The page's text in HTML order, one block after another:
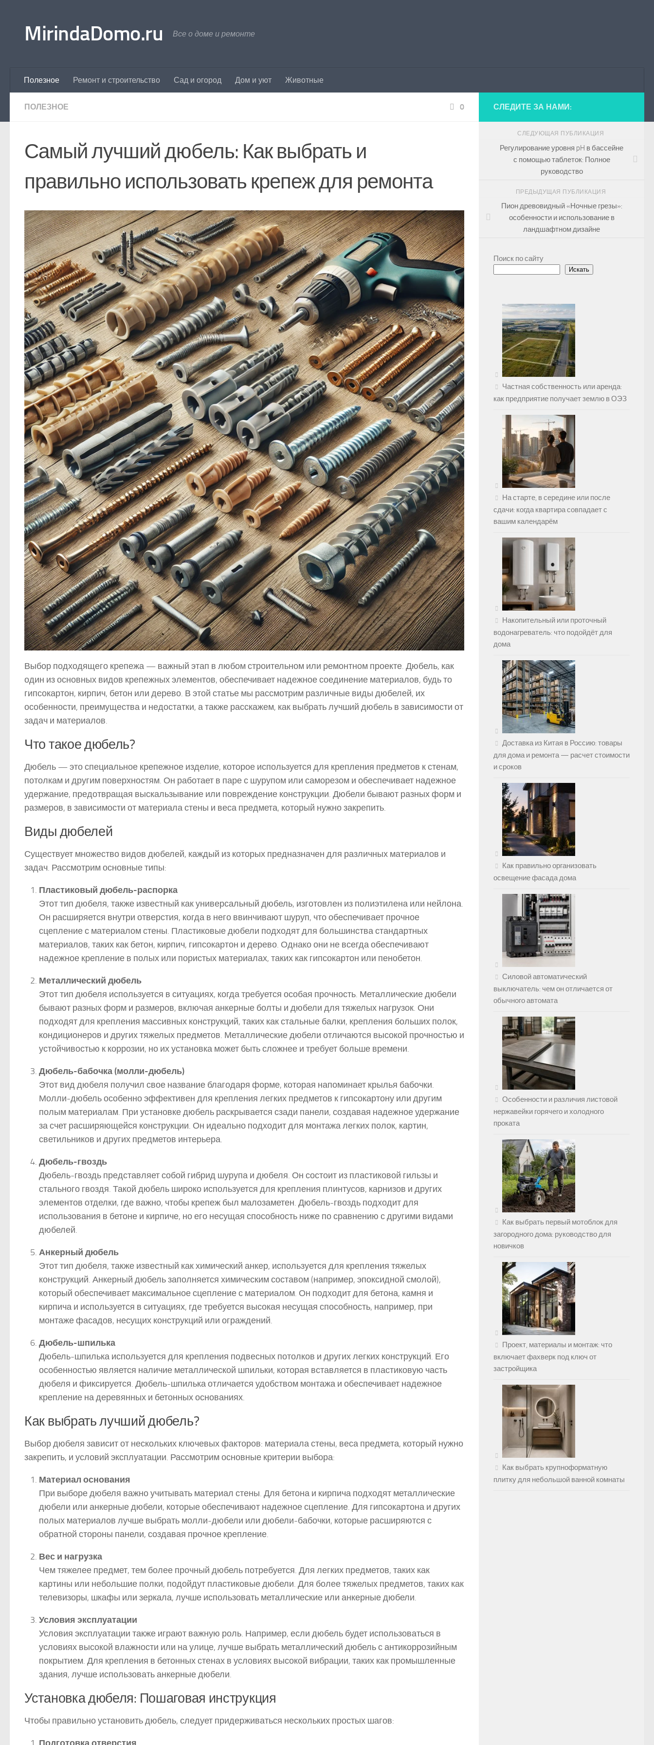
MirindaDomo.ru Все о доме и ремонте
Полезное Ремонт и строительство Сад и огород Дом и уют Животные
ПОЛЕЗНОЕ 0
Самый лучший дюбель: Как выбрать и
правильно использовать крепеж для ремонта
Выбор подходящего крепежа — важный этап в любом строительном или ремонтном проекте. Дюбель, как
один из основных видов крепежных элементов, обеспечивает надежное соединение материалов, будь то
гипсокартон, кирпич, бетон или дерево. В этой статье мы рассмотрим различные виды дюбелей, их
особенности, преимущества и недостатки, а также расскажем, как выбрать лучший дюбель в зависимости от
задач и материалов.
Что такое дюбель?
Дюбель — это специальное крепежное изделие, которое используется для крепления предметов к стенам,
потолкам и другим поверхностям. Он работает в паре с шурупом или саморезом и обеспечивает надежное
удержание, предотвращая выскальзывание или повреждение конструкции. Дюбели бывают разных форм и
размеров, в зависимости от материала стены и веса предмета, который нужно закрепить.
Виды дюбелей
Существует множество видов дюбелей, каждый из которых предназначен для различных материалов и
задач. Рассмотрим основные типы:
Пластиковый дюбель-распорка
Этот тип дюбеля, также известный как универсальный дюбель, изготовлен из полиэтилена или нейлона.
Он расширяется внутри отверстия, когда в него ввинчивают шуруп, что обеспечивает прочное
сцепление с материалом стены. Пластиковые дюбели подходят для большинства стандартных
материалов, таких как бетон, кирпич, гипсокартон и дерево. Однако они не всегда обеспечивают
надежное крепление в полых или пористых материалах, таких как гипсокартон или пенобетон.
Металлический дюбель
Этот тип дюбеля используется в ситуациях, когда требуется особая прочность. Металлические дюбели
бывают разных форм и размеров, включая анкерные болты и дюбели для тяжелых нагрузок. Они
подходят для крепления массивных конструкций, таких как стальные балки, крепления больших полок,
кондиционеров и других тяжелых предметов. Металлические дюбели отличаются высокой прочностью и
устойчивостью к коррозии, но их установка может быть сложнее и требует больше времени.
Дюбель-бабочка (молли-дюбель)
Этот вид дюбеля получил свое название благодаря форме, которая напоминает крылья бабочки.
Молли-дюбель особенно эффективен для крепления легких предметов к гипсокартону или другим
полым материалам. При установке дюбель раскрывается сзади панели, создавая надежное удержание
за счет расширяющейся конструкции. Он идеально подходит для монтажа легких полок, картин,
светильников и других предметов интерьера.
Дюбель-гвоздь
Дюбель-гвоздь представляет собой гибрид шурупа и дюбеля. Он состоит из пластиковой гильзы и
стального гвоздя. Такой дюбель широко используется для крепления плинтусов, карнизов и других
элементов отделки, где важно, чтобы крепеж был малозаметен. Дюбель-гвоздь подходит для
использования в бетоне и кирпиче, но его несущая способность ниже по сравнению с другими видами
дюбелей.
Анкерный дюбель
Этот тип дюбеля, также известный как химический анкер, используется для крепления тяжелых
конструкций. Анкерный дюбель заполняется химическим составом (например, эпоксидной смолой),
который обеспечивает максимальное сцепление с материалом. Он подходит для бетона, камня и
кирпича и используется в ситуациях, где требуется высокая несущая способность, например, при
монтаже фасадов, несущих конструкций или ограждений.
Дюбель-шпилька
Дюбель-шпилька используется для крепления подвесных потолков и других легких конструкций. Его
особенностью является наличие металлической шпильки, которая вставляется в пластиковую часть
дюбеля и фиксируется. Дюбель-шпилька отличается удобством монтажа и обеспечивает надежное
крепление на деревянных и бетонных основаниях.
Как выбрать лучший дюбель?
Выбор дюбеля зависит от нескольких ключевых факторов: материала стены, веса предмета, который нужно
закрепить, и условий эксплуатации. Рассмотрим основные критерии выбора:
Материал основания
При выборе дюбеля важно учитывать материал стены. Для бетона и кирпича подходят металлические
дюбели или анкерные дюбели, которые обеспечивают надежное сцепление. Для гипсокартона и других
полых материалов лучше выбрать молли-дюбели или дюбели-бабочки, которые расширяются с
обратной стороны панели, создавая прочное крепление.
Вес и нагрузка
Чем тяжелее предмет, тем более прочный дюбель потребуется. Для легких предметов, таких как
картины или небольшие полки, подойдут пластиковые дюбели. Для более тяжелых предметов, таких как
телевизоры, шкафы или зеркала, лучше использовать металлические или анкерные дюбели.
Условия эксплуатации
Условия эксплуатации также играют важную роль. Например, если дюбель будет использоваться в
условиях высокой влажности или на улице, лучше выбрать металлический дюбель с антикоррозийным
покрытием. Для крепления в бетонных стенах в условиях высокой вибрации, таких как промышленные
здания, лучше использовать анкерные дюбели.
Установка дюбеля: Пошаговая инструкция
Чтобы правильно установить дюбель, следует придерживаться нескольких простых шагов:
СЛЕДИТЕ ЗА НАМИ:
СЛЕДУЮЩАЯ ПУБЛИКАЦИЯ
Регулирование уровня pH в бассейне
с помощью таблеток: Полное
руководство
ПРЕДЫДУЩАЯ ПУБЛИКАЦИЯ
Пион древовидный «Ночные грезы»:
особенности и использование в
ландшафтном дизайне
Поиск по сайту
Искать
Частная собственность или аренда:
как предприятие получает землю в ОЭЗ
На старте, в середине или после
сдачи: когда квартира совпадает с
вашим календарём
Накопительный или проточный
водонагреватель: что подойдёт для
дома
Доставка из Китая в Россию: товары
для дома и ремонта — расчет стоимости
и сроков
Как правильно организовать
освещение фасада дома
Силовой автоматический
выключатель: чем он отличается от
обычного автомата
Особенности и различия листовой
нержавейки горячего и холодного
проката
Как выбрать первый мотоблок для
загородного дома: руководство для
новичков
Проект, материалы и монтаж: что
включает фахверк под ключ от
застройщика
Как выбрать крупноформатную
плитку для небольшой ванной комнаты